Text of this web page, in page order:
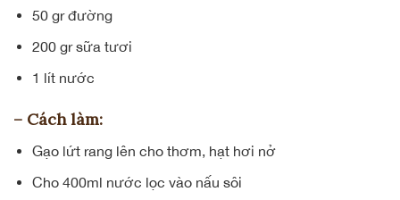
50 gr đường
200 gr sữa tươi
1 lít nước
– Cách làm:
Gạo lứt rang lên cho thơm, hạt hơi nở
Cho 400ml nước lọc vào nấu sôi